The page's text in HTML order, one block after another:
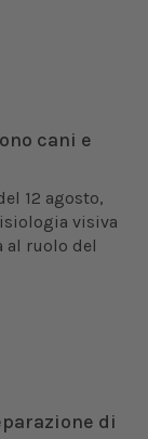
cani e
12 agosto,
visiva
al ruolo del
di